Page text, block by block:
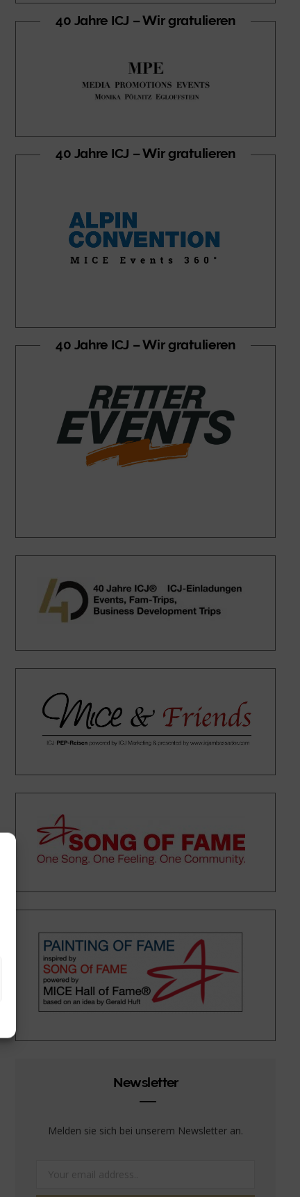
40 Jahre ICJ – Wir gratulieren
40 Jahre ICJ – Wir gratulieren
40 Jahre ICJ – Wir gratulieren
Newsletter
Melden sie sich bei unserem Newsletter an.